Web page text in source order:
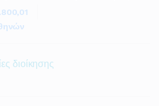
διοίκησης